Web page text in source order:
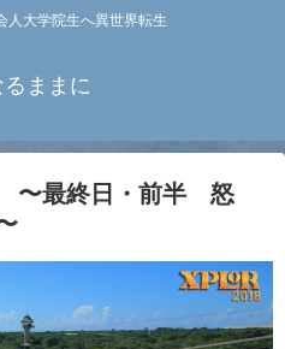
人大学院生へ異世界転生
ままに
〜最終日・前半 怒